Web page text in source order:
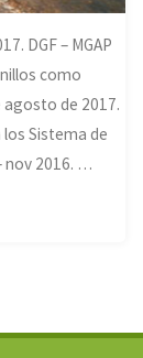
DGF – MGAP
como
de 2017.
Sistema de
nov 2016. …